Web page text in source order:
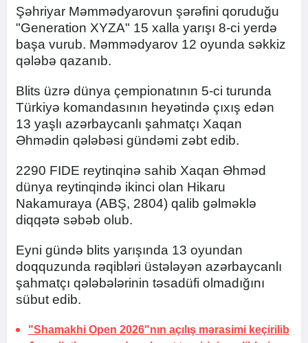
Şəhriyar Məmmədyarovun şərəfini qoruduğu
"Generation XYZA" 15 xalla yarışı 8-ci yerdə
başa vurub. Məmmədyarov 12 oyunda səkkiz
qələbə qazanıb.
Blits üzrə dünya çempionatının 5-ci turunda
Türkiyə komandasının heyətində çıxış edən
13 yaşlı azərbaycanlı şahmatçı Xaqan
Əhmədin qələbəsi gündəmi zəbt edib.
2290 FIDE reytinqinə sahib Xaqan Əhməd
dünya reytinqində ikinci olan Hikaru
Nakamuraya (ABŞ, 2804) qalib gəlməklə
diqqətə səbəb olub.
Eyni gündə blits yarışında 13 oyundan
doqquzunda rəqibləri üstələyən azərbaycanlı
şahmatçı qələbələrinin təsadüfi olmadığını
sübut edib.
"Shamakhi Open 2026"nın açılış mərasimi keçirilib